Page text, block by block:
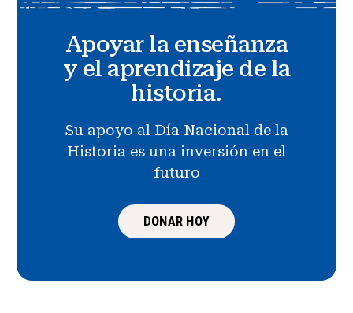
Apoyar la enseñanza
y el aprendizaje de la
historia.
Su apoyo al Día Nacional de la
Historia es una inversión en el
futuro
DONAR HOY